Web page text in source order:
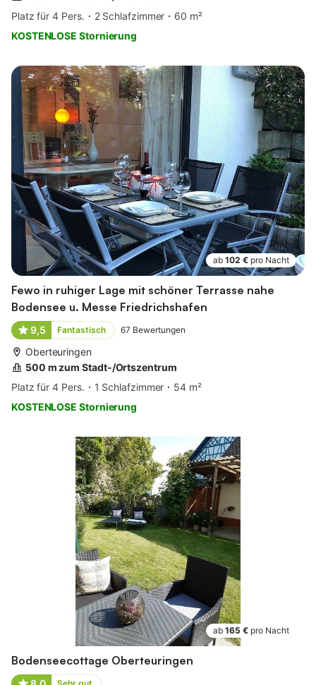
Platz für 4 Pers.
2 Schlafzimmer
60 m²
KOSTENLOSE Stornierung
ab 102 € pro Nacht
Fewo in ruhiger Lage mit schöner Terrasse nahe
Bodensee u. Messe Friedrichshafen
9,5 Fantastisch 67 Bewertungen
Oberteuringen
500 m zum Stadt-/Ortszentrum
Platz für 4 Pers.
1 Schlafzimmer
54 m²
KOSTENLOSE Stornierung
ab 165 € pro Nacht
Bodenseecottage Oberteuringen